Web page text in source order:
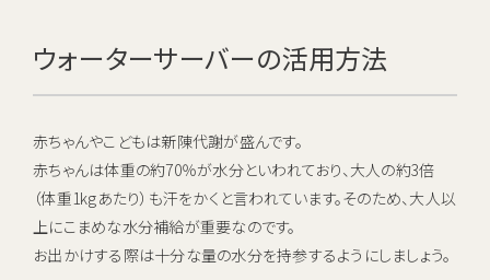
ウォーターサーバーの活用方法
赤ちゃんやこどもは新陳代謝が盛んです。
赤ちゃんは体重の約70％が水分といわれており、大人の約3倍
（体重1kgあたり）も汗をかくと言われています。そのため、大人以
上にこまめな水分補給が重要なのです。
お出かけする際は十分な量の水分を持参するようにしましょう。